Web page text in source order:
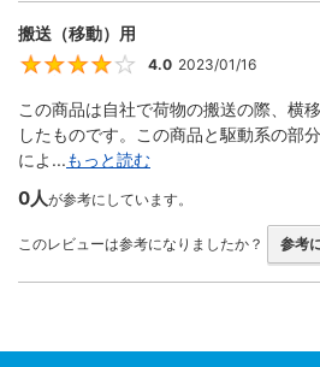
搬送（移動）用
4
4.0 2023/01/16
この商品は自社で荷物の搬送の際、横
したものです。この商品と駆動系の部
によ...もっと読む
0人が参考にしています。
このレビューは参考になりましたか？ 参考